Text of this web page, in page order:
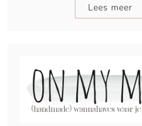
Lees meer